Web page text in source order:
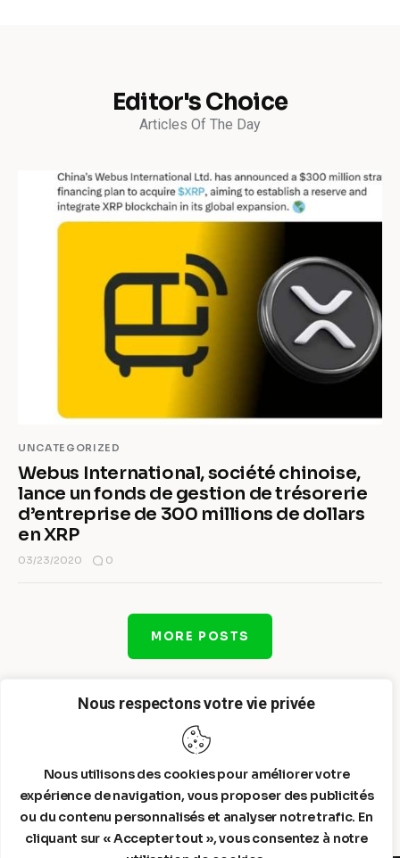
Nous respectons votre vie privée
Nous utilisons des cookies pour améliorer votre
expérience de navigation, vous proposer des publicités
ou du contenu personnalisés et analyser notre trafic. En
cliquant sur « Accepter tout », vous consentez à notre
Editor's Choice
Articles Of The Day
UNCATEGORIZED
Webus International, société chinoise,
lance un fonds de gestion de trésorerie
d’entreprise de 300 millions de dollars
en XRP
03/23/2020 0
MORE POSTS